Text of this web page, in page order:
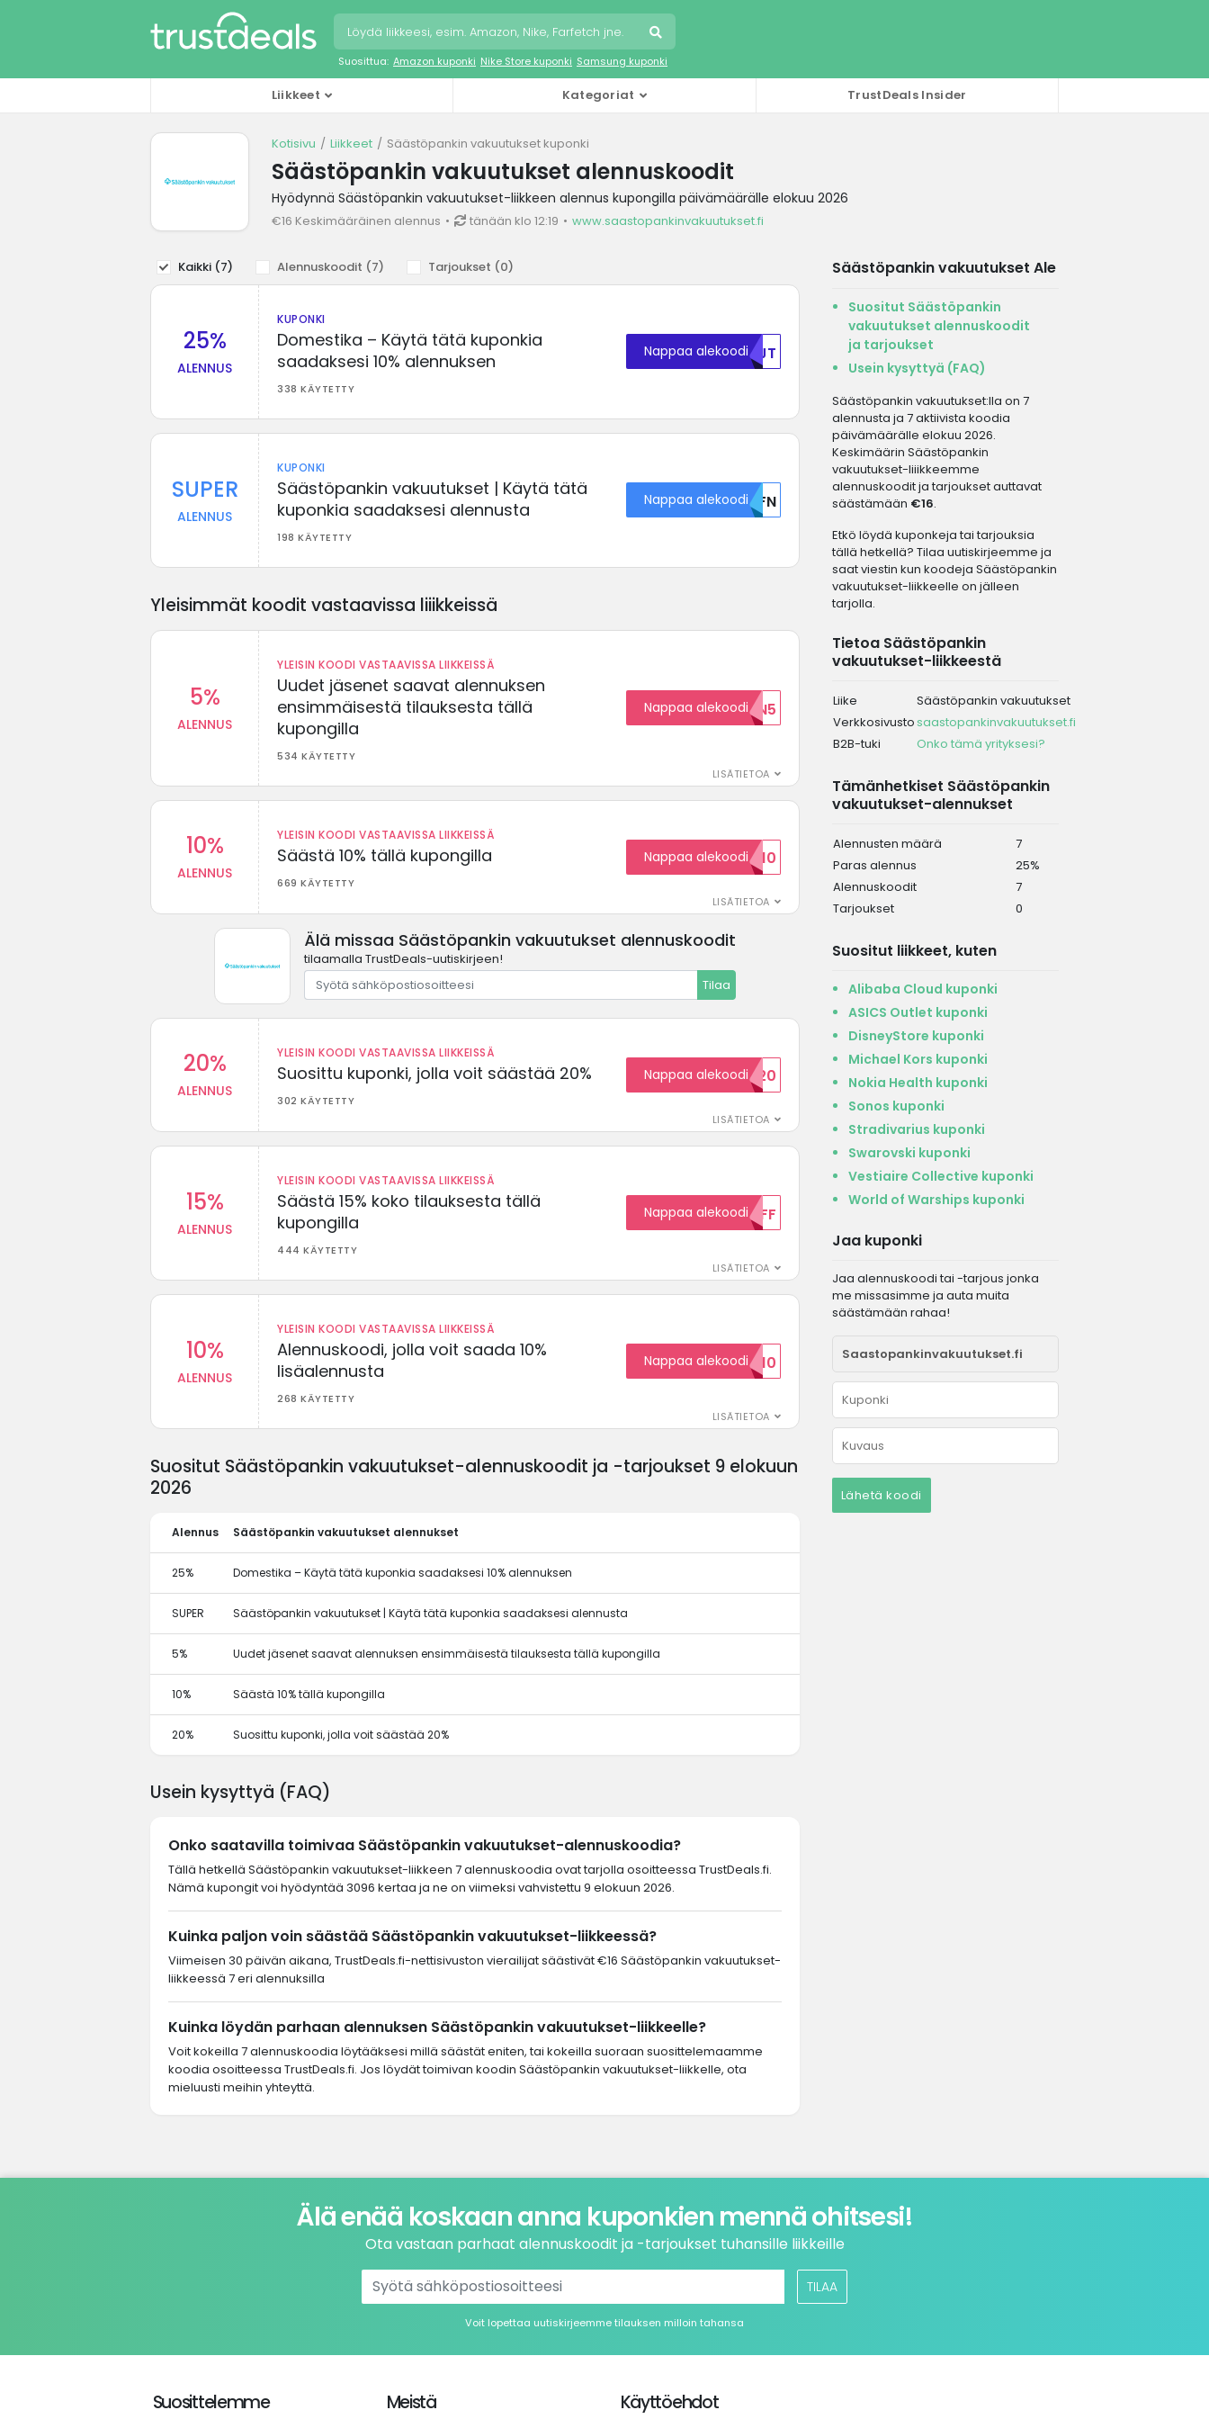
Suosittua: Amazon kuponki Nike Store kuponki Samsung kuponki
Liikkeet Kategoriat TrustDeals Insider
Kotisivu Liikkeet Säästöpankin vakuutukset kuponki
Säästöpankin vakuutukset alennuskoodit
Hyödynnä Säästöpankin vakuutukset-liikkeen alennus kupongilla päivämäärälle elokuu 2026
€16 Keskimääräinen alennus tänään klo 12:19 www.saastopankinvakuutukset.fi
Kaikki (7) Alennuskoodit (7) Tarjoukset (0)
25%
ALENNUS
KUPONKI
Domestika – Käytä tätä kuponkia
saadaksesi 10% alennuksen
338 KÄYTETTY
Nappaa alekoodiNTJT
SUPER
ALENNUS
KUPONKI
Säästöpankin vakuutukset | Käytä tätä
kuponkia saadaksesi alennusta
198 KÄYTETTY
Nappaa alekoodiU0FN
Yleisimmät koodit vastaavissa liiikkeissä
5%
ALENNUS
YLEISIN KOODI VASTAAVISSA LIIKKEISSÄ
Uudet jäsenet saavat alennuksen
ensimmäisestä tilauksesta tällä
kupongilla
534 KÄYTETTY
LISÄTIETOA
Nappaa alekoodi
ALENNUKSEN5
10%
ALENNUS
YLEISIN KOODI VASTAAVISSA LIIKKEISSÄ
Säästä 10% tällä kupongilla
669 KÄYTETTY
LISÄTIETOA
Nappaa alekoodi
KOODID10
Älä missaa Säästöpankin vakuutukset alennuskoodit
tilaamalla TrustDeals-uutiskirjeen!
Tilaa
20%
ALENNUS
YLEISIN KOODI VASTAAVISSA LIIKKEISSÄ
Suosittu kuponki, jolla voit säästää 20%
302 KÄYTETTY
LISÄTIETOA
Nappaa alekoodi
WELCOME20
15%
ALENNUS
YLEISIN KOODI VASTAAVISSA LIIKKEISSÄ
Säästä 15% koko tilauksesta tällä
kupongilla
444 KÄYTETTY
LISÄTIETOA
Nappaa alekoodi15OFF
10%
ALENNUS
YLEISIN KOODI VASTAAVISSA LIIKKEISSÄ
Alennuskoodi, jolla voit saada 10%
lisäalennusta
268 KÄYTETTY
LISÄTIETOA
Nappaa alekoodi
ALENNUSKOODID10
Säästöpankin vakuutukset Ale
Suositut Säästöpankin
vakuutukset alennuskoodit
ja tarjoukset
Usein kysyttyä (FAQ)
Säästöpankin vakuutukset:lla on 7
alennusta ja 7 aktiivista koodia
päivämäärälle elokuu 2026.
Keskimäärin Säästöpankin
vakuutukset-liiikkeemme
alennuskoodit ja tarjoukset auttavat
säästämään €16.
Etkö löydä kuponkeja tai tarjouksia
tällä hetkellä? Tilaa uutiskirjeemme ja
saat viestin kun koodeja Säästöpankin
vakuutukset-liikkeelle on jälleen
tarjolla.
Tietoa Säästöpankin
vakuutukset-liikkeestä
Liike
Säästöpankin vakuutukset
Verkkosivustosaastopankinvakuutukset.fi
B2B-tuki
Onko tämä yrityksesi?
Tämänhetkiset Säästöpankin
vakuutukset-alennukset
Alennusten määrä
7
Paras alennus
25%
Alennuskoodit
7
Tarjoukset
0
Suositut liikkeet, kuten
Alibaba Cloud kuponki
ASICS Outlet kuponki
DisneyStore kuponki
Michael Kors kuponki
Nokia Health kuponki
Sonos kuponki
Stradivarius kuponki
Swarovski kuponki
Vestiaire Collective kuponki
World of Warships kuponki
Jaa kuponki
Jaa alennuskoodi tai -tarjous jonka
me missasimme ja auta muita
säästämään rahaa!
Lähetä koodi
Suositut Säästöpankin vakuutukset-alennuskoodit ja -tarjoukset 9 elokuun
2026
Alennus Säästöpankin vakuutukset alennukset
25% Domestika – Käytä tätä kuponkia saadaksesi 10% alennuksen
SUPER Säästöpankin vakuutukset | Käytä tätä kuponkia saadaksesi alennusta
5% Uudet jäsenet saavat alennuksen ensimmäisestä tilauksesta tällä kupongilla
10% Säästä 10% tällä kupongilla
20% Suosittu kuponki, jolla voit säästää 20%
Usein kysyttyä (FAQ)
Onko saatavilla toimivaa Säästöpankin vakuutukset-alennuskoodia?
Tällä hetkellä Säästöpankin vakuutukset-liikkeen 7 alennuskoodia ovat tarjolla osoitteessa TrustDeals.fi.
Nämä kupongit voi hyödyntää 3096 kertaa ja ne on viimeksi vahvistettu 9 elokuun 2026.
Kuinka paljon voin säästää Säästöpankin vakuutukset-liikkeessä?
Viimeisen 30 päivän aikana, TrustDeals.fi-nettisivuston vierailijat säästivät €16 Säästöpankin vakuutukset-
liikkeessä 7 eri alennuksilla
Kuinka löydän parhaan alennuksen Säästöpankin vakuutukset-liikkeelle?
Voit kokeilla 7 alennuskoodia löytääksesi millä säästät eniten, tai kokeilla suoraan suosittelemaamme
koodia osoitteessa TrustDeals.fi. Jos löydät toimivan koodin Säästöpankin vakuutukset-liikkelle, ota
mieluusti meihin yhteyttä.
Älä enää koskaan anna kuponkien mennä ohitsesi!
Ota vastaan parhaat alennuskoodit ja -tarjoukset tuhansille liikkeille
TILAA
Voit lopettaa uutiskirjeemme tilauksen milloin tahansa
Suosittelemme Meistä Käyttöehdot